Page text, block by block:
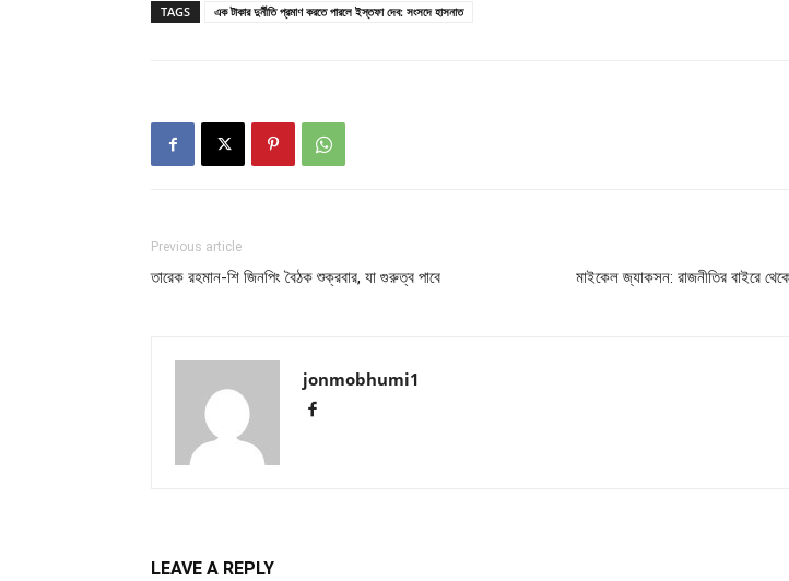
TAGS এক টাকার দুর্নীতি প্রমাণ করতে পারলে ইস্তফা দেব: সংসদে হাসনাত
Previous article
তারেক রহমান-শি জিনপিং বৈঠক শুক্রবার, যা গুরুত্ব পাবে মাইকেল জ্যাকসন: রাজনীতির বাইরে
jonmobhumi1
LEAVE A REPLY